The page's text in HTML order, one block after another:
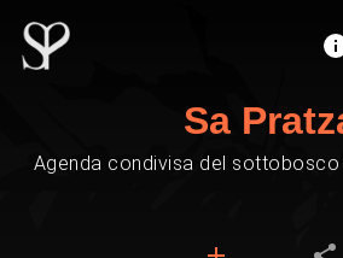
Sa
Agenda condivisa del